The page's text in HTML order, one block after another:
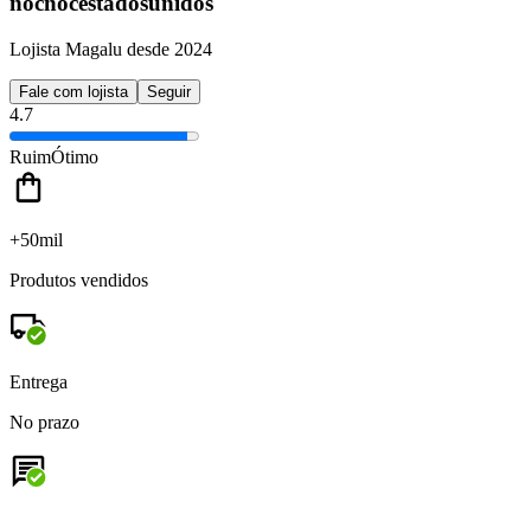
Lojista Magalu desde 2024
Fale com lojista Seguir
4.7
RuimÓtimo
+50mil
Produtos vendidos
Entrega
No prazo